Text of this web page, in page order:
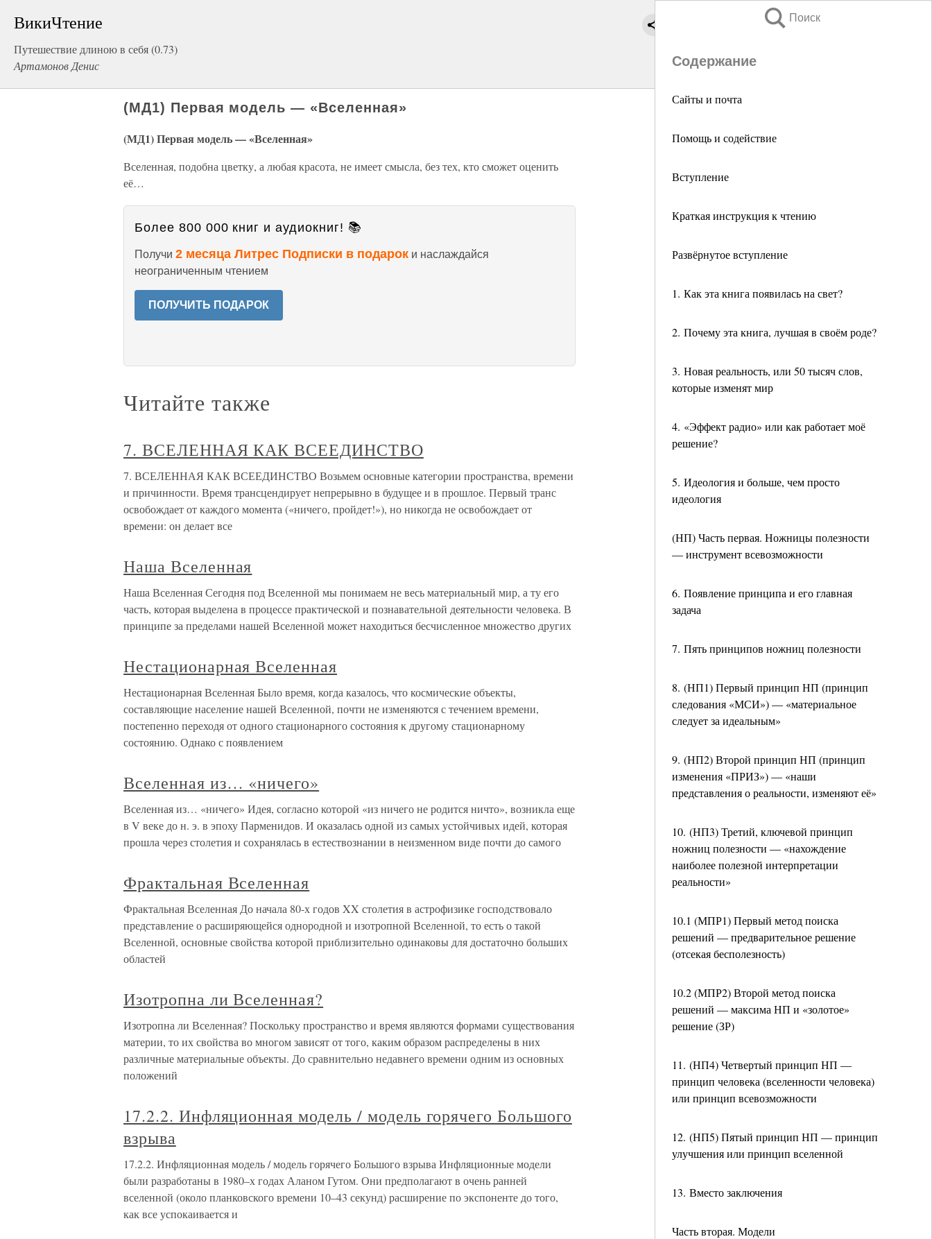
ВикиЧтение
Путешествие длиною в себя (0.73)
Артамонов Денис
Поиск
Содержание
Сайты и почта
Помощь и содействие
Вступление
Краткая инструкция к чтению
Развёрнутое вступление
1. Как эта книга появилась на свет?
2. Почему эта книга, лучшая в своём роде?
3. Новая реальность, или 50 тысяч слов,
которые изменят мир
4. «Эффект радио» или как работает моё
решение?
5. Идеология и больше, чем просто
идеология
(НП) Часть первая. Ножницы полезности
— инструмент всевозможности
6. Появление принципа и его главная
задача
7. Пять принципов ножниц полезности
8. (НП1) Первый принцип НП (принцип
следования «МСИ») — «материальное
следует за идеальным»
9. (НП2) Второй принцип НП (принцип
изменения «ПРИЗ») — «наши
представления о реальности, изменяют её»
10. (НП3) Третий, ключевой принцип
ножниц полезности — «нахождение
наиболее полезной интерпретации
реальности»
10.1 (МПР1) Первый метод поиска
решений — предварительное решение
(отсекая бесполезность)
10.2 (МПР2) Второй метод поиска
решений — максима НП и «золотое»
решение (ЗР)
11. (НП4) Четвертый принцип НП —
принцип человека (вселенности человека)
или принцип всевозможности
12. (НП5) Пятый принцип НП — принцип
улучшения или принцип вселенной
13. Вместо заключения
Часть вторая. Модели
(МД1) Первая модель — «Вселенная»
(МД1) Первая модель — «Вселенная»
Вселенная, подобна цветку, а любая красота, не имеет смысла, без тех, кто сможет оценить
её…
Более 800 000 книг и аудиокниг! 📚
Получи 2 месяца Литрес Подписки в подарок и наслаждайся
неограниченным чтением
ПОЛУЧИТЬ ПОДАРОК
Читайте также
7. ВСЕЛЕННАЯ КАК ВСЕЕДИНСТВО
7. ВСЕЛЕННАЯ КАК ВСЕЕДИНСТВО Возьмем основные категории пространства, времени
и причинности. Время трансцендирует непрерывно в будущее и в прошлое. Первый транс
освобождает от каждого момента («ничего, пройдет!»), но никогда не освобождает от
времени: он делает все
Наша Вселенная
Наша Вселенная Сегодня под Вселенной мы понимаем не весь материальный мир, а ту его
часть, которая выделена в процессе практической и познавательной деятельности человека. В
принципе за пределами нашей Вселенной может находиться бесчисленное множество других
Нестационарная Вселенная
Нестационарная Вселенная Было время, когда казалось, что космические объекты,
составляющие население нашей Вселенной, почти не изменяются с течением времени,
постепенно переходя от одного стационарного состояния к другому стационарному
состоянию. Однако с появлением
Вселенная из… «ничего»
Вселенная из… «ничего» Идея, согласно которой «из ничего не родится ничто», возникла еще
в V веке до н. э. в эпоху Парменидов. И оказалась одной из самых устойчивых идей, которая
прошла через столетия и сохранялась в естествознании в неизменном виде почти до самого
Фрактальная Вселенная
Фрактальная Вселенная До начала 80-х годов XX столетия в астрофизике господствовало
представление о расширяющейся однородной и изотропной Вселенной, то есть о такой
Вселенной, основные свойства которой приблизительно одинаковы для достаточно больших
областей
Изотропна ли Вселенная?
Изотропна ли Вселенная? Поскольку пространство и время являются формами существования
материи, то их свойства во многом зависят от того, каким образом распределены в них
различные материальные объекты. До сравнительно недавнего времени одним из основных
положений
17.2.2. Инфляционная модель / модель горячего Большого
взрыва
17.2.2. Инфляционная модель / модель горячего Большого взрыва Инфляционные модели
были разработаны в 1980–х годах Аланом Гутом. Они предполагают в очень ранней
вселенной (около планковского времени 10–43 секунд) расширение по экспоненте до того,
как все успокаивается и